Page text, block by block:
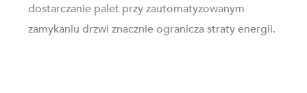
dostarczanie palet przy zautomatyzowanym
zamykaniu drzwi znacznie ogranicza straty energii.